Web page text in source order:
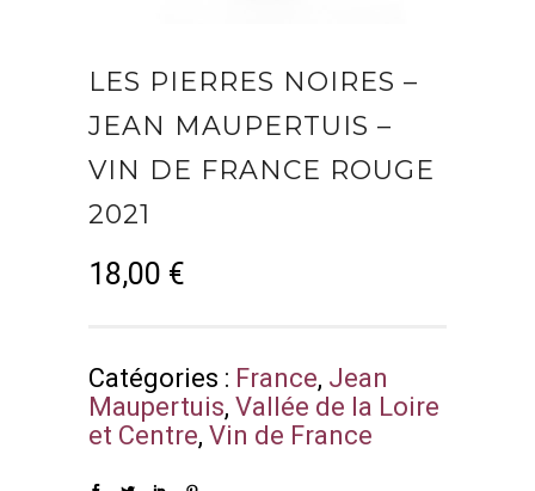
LES PIERRES NOIRES –
JEAN MAUPERTUIS –
VIN DE FRANCE ROUGE
2021
18,00 €
Catégories : France, Jean
Maupertuis, Vallée de la Loire
et Centre, Vin de France